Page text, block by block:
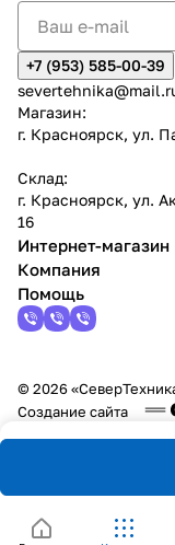
+7 (953) 585-00-39
Магазин:
г. Красноярск, ул.
Склад:
г. Красноярск, ул.
16
Интернет-магазин
Компания
Помощь
© 2026
Создание сайта